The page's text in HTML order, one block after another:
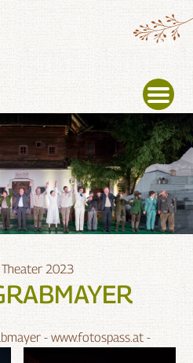
Menü
2023
- www.fotospass.at -